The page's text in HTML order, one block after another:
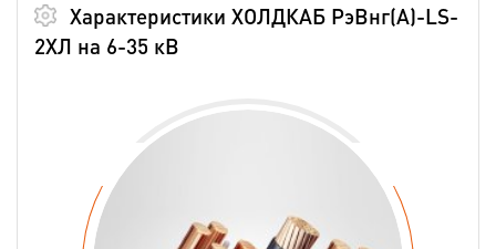
Характеристики ХОЛДКАБ РэВнг(А)-LS-
2ХЛ на 6-35 кВ